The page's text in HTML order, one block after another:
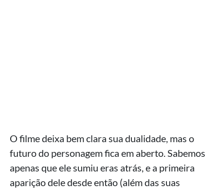
O filme deixa bem clara sua dualidade, mas o
futuro do personagem fica em aberto. Sabemos
apenas que ele sumiu eras atrás, e a primeira
aparição dele desde então (além das suas